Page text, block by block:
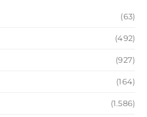
(63)
(492)
(927)
(164)
(1.586)